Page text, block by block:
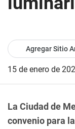
Agregar Sitio
15 de enero de
La Ciudad de
convenio para